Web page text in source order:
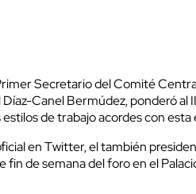
Secretario del Comité
Canel Bermúdez, ponderó al
de trabajo acordes con esta
en Twitter, el también
fin de semana del foro en el